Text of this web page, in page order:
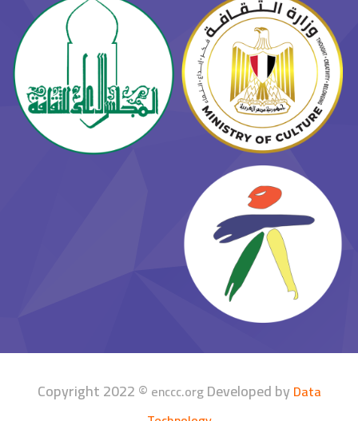
Copyright 2022 ©enccc.orgDeveloped byData